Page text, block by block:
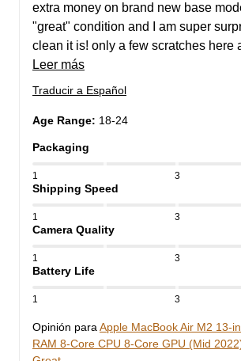
extra money on brand new base
"great" condition and I am super
Leer más
Traducir a Español
Age Range: 18-24
Packaging
1 3
Shipping Speed
1 3
Camera Quality
1 3
Battery Life
1 3
Opinión para Apple MacBook Air M2 13-
RAM 8-Core CPU 8-Core GPU (Mid